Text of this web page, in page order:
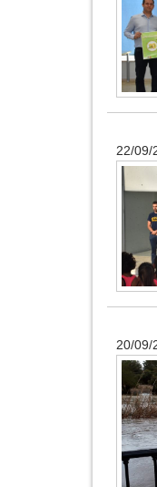
22/09/
20/09/